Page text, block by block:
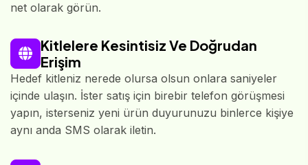
net olarak görün.
Kitlelere Kesintisiz Ve Doğrudan
Erişim
Hedef kitleniz nerede olursa olsun onlara saniyeler
içinde ulaşın. İster satış için birebir telefon görüşmesi
yapın, isterseniz yeni ürün duyurunuzu binlerce kişiye
aynı anda SMS olarak iletin.